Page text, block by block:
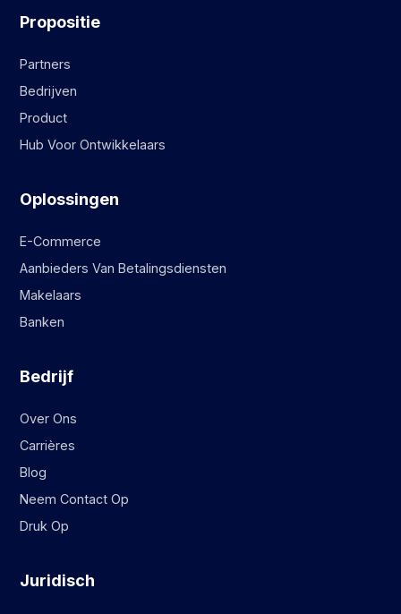
Propositie
Partners
Bedrijven
Product
Hub Voor Ontwikkelaars
Oplossingen
E-Commerce
Aanbieders Van Betalingsdiensten
Makelaars
Banken
Bedrijf
Over Ons
Carrières
Blog
Neem Contact Op
Druk Op
Juridisch